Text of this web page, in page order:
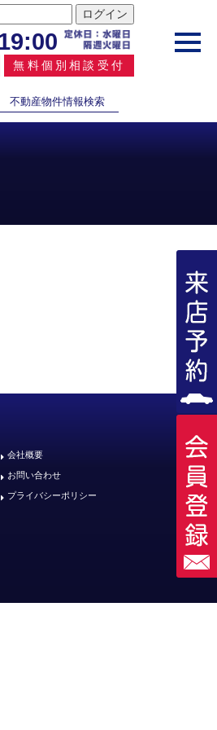
無料個別相談受付
不動産物件情報検索
会社概要
お問い合わせ
プライバシーポリシー